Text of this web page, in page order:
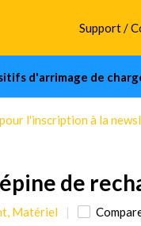
Support /
d'arrimage de
l'inscription à la
de
Matériel